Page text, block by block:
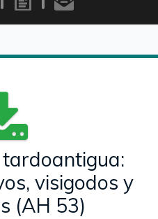
visigodos y
(AH 53)